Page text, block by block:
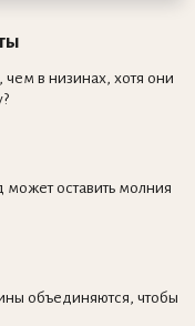
в низинах, хотя они
оставить молния
объединяются, чтобы